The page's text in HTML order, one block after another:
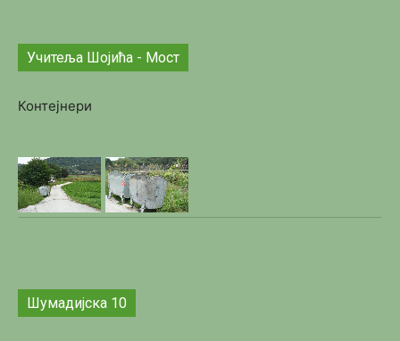
Учитеља Шојића - Мост
Контејнери
Шумадијска 10